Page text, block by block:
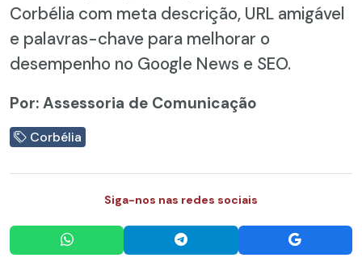
Corbélia com meta descrição, URL amigável
e palavras-chave para melhorar o
desempenho no Google News e SEO.
Por: Assessoria de Comunicação
Corbélia
Siga-nos nas redes sociais